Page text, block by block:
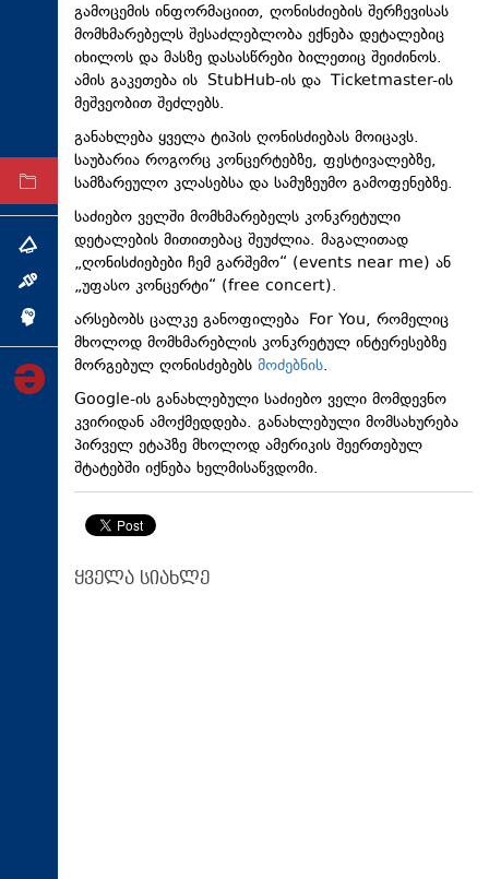
კულტურა
სპორტი
ტექნოლოგიები
ტაბლოიდი
არქივი
თემა
ინტერვიუ
ინქვიზიცია
გამოცემის ინფორმაციით, ღონისძიების შერჩევისას
მომხმარებელს შესაძლებლობა ექნება დეტალებიც
იხილოს და მასზე დასასწრები ბილეთიც შეიძინოს.
ამის გაკეთება ის StubHub-ის და Ticketmaster-ის
მეშვეობით შეძლებს.
განახლება ყველა ტიპის ღონისძიებას მოიცავს.
საუბარია როგორც კონცერტებზე, ფესტივალებზე,
სამზარეულო კლასებსა და სამუზეუმო გამოფენებზე.
საძიებო ველში მომხმარებელს კონკრეტული
დეტალების მითითებაც შეუძლია. მაგალითად
„ღონისძიებები ჩემ გარშემო“ (events near me) ან
„უფასო კონცერტი“ (free concert).
არსებობს ცალკე განოფილება For You, რომელიც
მხოლოდ მომხმარებლის კონკრეტულ ინტერესებზე
მორგებულ ღონისძებებს მოძებნის.
Google-ის განახლებული საძიებო ველი მომდევნო
კვირიდან ამოქმედდება. განახლებული მომსახურება
პირველ ეტაპზე მხოლოდ ამერიკის შეერთებულ
შტატებში იქნება ხელმისაწვდომი.
ყველა სიახლე